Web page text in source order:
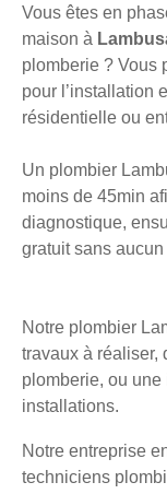
Vous êtes en
maison à
plomberie ? Vous
pour l’installation
résidentielle ou
Un plombier
moins de 45min
diagnostique,
gratuit sans
Notre plombier
travaux à réaliser,
plomberie, ou
installations.
Notre entreprise
techniciens